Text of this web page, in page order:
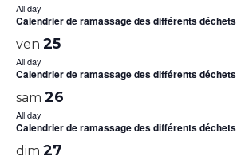
All day
Calendrier de ramassage des différents déchets
ven 25
All day
Calendrier de ramassage des différents déchets
sam 26
All day
Calendrier de ramassage des différents déchets
dim 27